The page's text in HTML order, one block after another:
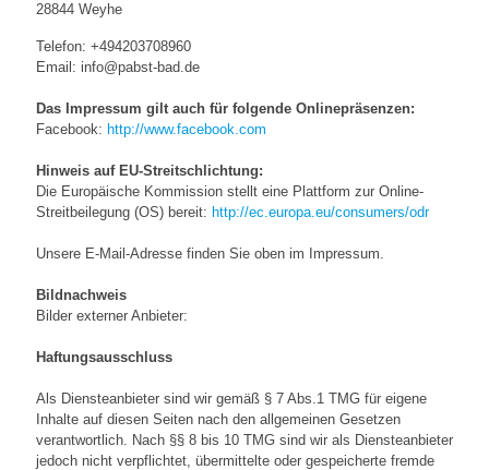
28844 Weyhe
Telefon: +494203708960
Email: info@pabst-bad.de
Das Impressum gilt auch für folgende Onlinepräsenzen:
Facebook: http://www.facebook.com
Hinweis auf EU-Streitschlichtung:
Die Europäische Kommission stellt eine Plattform zur Online-
Streitbeilegung (OS) bereit: http://ec.europa.eu/consumers/odr
Unsere E-Mail-Adresse finden Sie oben im Impressum.
Bildnachweis
Bilder externer Anbieter:
Haftungsausschluss
Als Diensteanbieter sind wir gemäß § 7 Abs.1 TMG für eigene
Inhalte auf diesen Seiten nach den allgemeinen Gesetzen
verantwortlich. Nach §§ 8 bis 10 TMG sind wir als Diensteanbieter
jedoch nicht verpflichtet, übermittelte oder gespeicherte fremde